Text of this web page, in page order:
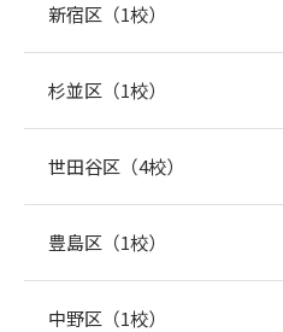
新宿区（1校）
杉並区（1校）
世田谷区（4校）
豊島区（1校）
中野区（1校）